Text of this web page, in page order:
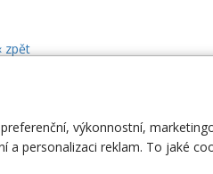
zpět
cenové relaci.
výkonnostní,
a personalizaci reklam. To jaké